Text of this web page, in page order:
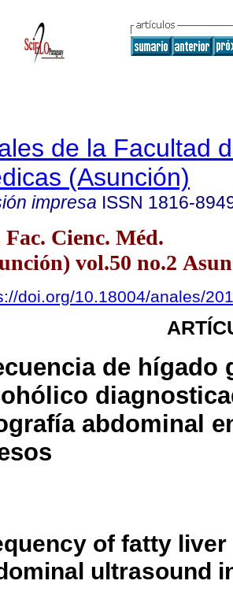
de la Facultad
(Asunción)
impresa ISSN 1816-
Cienc. Méd.
vol.50 no.2
doi.org/10.18004/anales/
de hígado
abdominal
of fatty
ultrasound